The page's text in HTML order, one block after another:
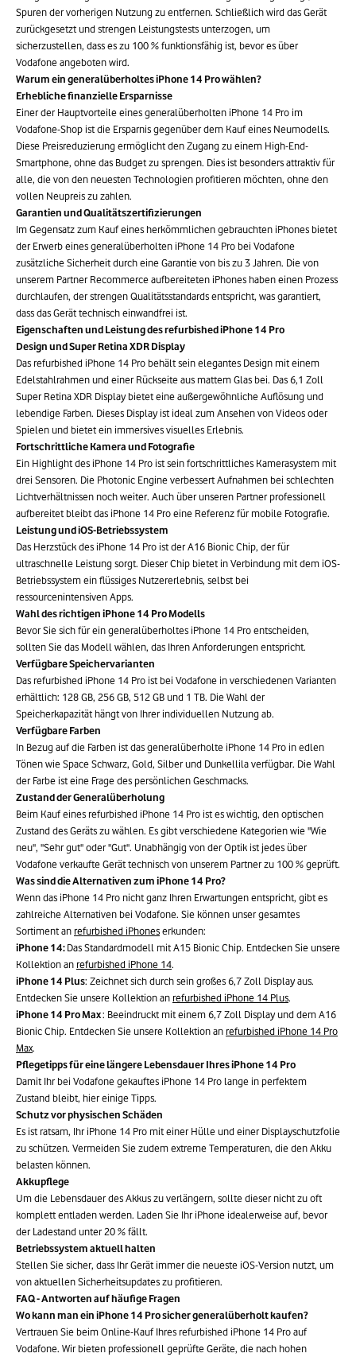
Spuren der vorherigen Nutzung zu entfernen. Schließlich wird das Gerät
zurückgesetzt und strengen Leistungstests unterzogen, um
sicherzustellen, dass es zu 100 % funktionsfähig ist, bevor es über
Vodafone angeboten wird.
Warum ein generalüberholtes iPhone 14 Pro wählen?
Erhebliche finanzielle Ersparnisse
Einer der Hauptvorteile eines generalüberholten iPhone 14 Pro im
Vodafone-Shop ist die Ersparnis gegenüber dem Kauf eines Neumodells.
Diese Preisreduzierung ermöglicht den Zugang zu einem High-End-
Smartphone, ohne das Budget zu sprengen. Dies ist besonders attraktiv für
alle, die von den neuesten Technologien profitieren möchten, ohne den
vollen Neupreis zu zahlen.
Garantien und Qualitätszertifizierungen
Im Gegensatz zum Kauf eines herkömmlichen gebrauchten iPhones bietet
der Erwerb eines generalüberholten iPhone 14 Pro bei Vodafone
zusätzliche Sicherheit durch eine Garantie von bis zu 3 Jahren. Die von
unserem Partner Recommerce aufbereiteten iPhones haben einen Prozess
durchlaufen, der strengen Qualitätsstandards entspricht, was garantiert,
dass das Gerät technisch einwandfrei ist.
Eigenschaften und Leistung des refurbished iPhone 14 Pro
Design und Super Retina XDR Display
Das refurbished iPhone 14 Pro behält sein elegantes Design mit einem
Edelstahlrahmen und einer Rückseite aus mattem Glas bei. Das 6,1 Zoll
Super Retina XDR Display bietet eine außergewöhnliche Auflösung und
lebendige Farben. Dieses Display ist ideal zum Ansehen von Videos oder
Spielen und bietet ein immersives visuelles Erlebnis.
Fortschrittliche Kamera und Fotografie
Ein Highlight des iPhone 14 Pro ist sein fortschrittliches Kamerasystem mit
drei Sensoren. Die Photonic Engine verbessert Aufnahmen bei schlechten
Lichtverhältnissen noch weiter. Auch über unseren Partner professionell
aufbereitet bleibt das iPhone 14 Pro eine Referenz für mobile Fotografie.
Leistung und iOS-Betriebssystem
Das Herzstück des iPhone 14 Pro ist der A16 Bionic Chip, der für
ultraschnelle Leistung sorgt. Dieser Chip bietet in Verbindung mit dem iOS-
Betriebssystem ein flüssiges Nutzererlebnis, selbst bei
ressourcenintensiven Apps.
Wahl des richtigen iPhone 14 Pro Modells
Bevor Sie sich für ein generalüberholtes iPhone 14 Pro entscheiden,
sollten Sie das Modell wählen, das Ihren Anforderungen entspricht.
Verfügbare Speichervarianten
Das refurbished iPhone 14 Pro ist bei Vodafone in verschiedenen Varianten
erhältlich: 128 GB, 256 GB, 512 GB und 1 TB. Die Wahl der
Speicherkapazität hängt von Ihrer individuellen Nutzung ab.
Verfügbare Farben
In Bezug auf die Farben ist das generalüberholte iPhone 14 Pro in edlen
Tönen wie Space Schwarz, Gold, Silber und Dunkellila verfügbar. Die Wahl
der Farbe ist eine Frage des persönlichen Geschmacks.
Zustand der Generalüberholung
Beim Kauf eines refurbished iPhone 14 Pro ist es wichtig, den optischen
Zustand des Geräts zu wählen. Es gibt verschiedene Kategorien wie "Wie
neu", "Sehr gut" oder "Gut". Unabhängig von der Optik ist jedes über
Vodafone verkaufte Gerät technisch von unserem Partner zu 100 % geprüft.
Was sind die Alternativen zum iPhone 14 Pro?
Wenn das iPhone 14 Pro nicht ganz Ihren Erwartungen entspricht, gibt es
zahlreiche Alternativen bei Vodafone. Sie können unser gesamtes
Sortiment an refurbished iPhoneserkunden:
iPhone 14:Das Standardmodell mit A15 Bionic Chip. Entdecken Sie unsere
Kollektion an refurbished iPhone 14.
iPhone 14 Plus: Zeichnet sich durch sein großes 6,7 Zoll Display aus.
Entdecken Sie unsere Kollektion an refurbished iPhone 14 Plus.
iPhone 14 Pro Max: Beeindruckt mit einem 6,7 Zoll Display und dem A16
Bionic Chip. Entdecken Sie unsere Kollektion an refurbished iPhone 14 Pro
Max.
Pflegetipps für eine längere Lebensdauer Ihres iPhone 14 Pro
Damit Ihr bei Vodafone gekauftes iPhone 14 Pro lange in perfektem
Zustand bleibt, hier einige Tipps.
Schutz vor physischen Schäden
Es ist ratsam, Ihr iPhone 14 Pro mit einer Hülle und einer Displayschutzfolie
zu schützen. Vermeiden Sie zudem extreme Temperaturen, die den Akku
belasten können.
Akkupflege
Um die Lebensdauer des Akkus zu verlängern, sollte dieser nicht zu oft
komplett entladen werden. Laden Sie Ihr iPhone idealerweise auf, bevor
der Ladestand unter 20 % fällt.
Betriebssystem aktuell halten
Stellen Sie sicher, dass Ihr Gerät immer die neueste iOS-Version nutzt, um
von aktuellen Sicherheitsupdates zu profitieren.
FAQ - Antworten auf häufige Fragen
Wo kann man ein iPhone 14 Pro sicher generalüberholt kaufen?
Vertrauen Sie beim Online-Kauf Ihres refurbished iPhone 14 Pro auf
Vodafone. Wir bieten professionell geprüfte Geräte, die nach hohen